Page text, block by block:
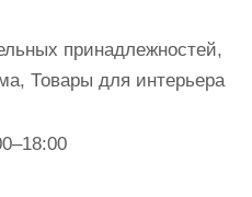
принадлежностей,
Товары для интерьера